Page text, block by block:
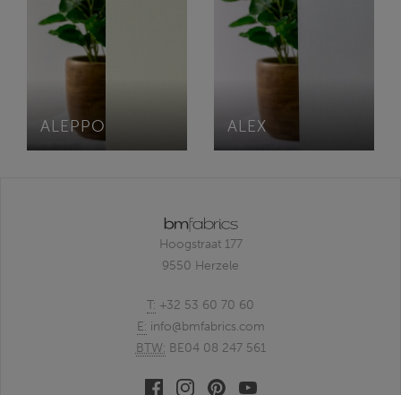
ALEPPO ALEX
Hoogstraat 177
9550 Herzele
T: +32 53 60 70 60
E: info@bmfabrics.com
BTW: BE04 08 247 561
FacebookLinkedinPinterestYoutube